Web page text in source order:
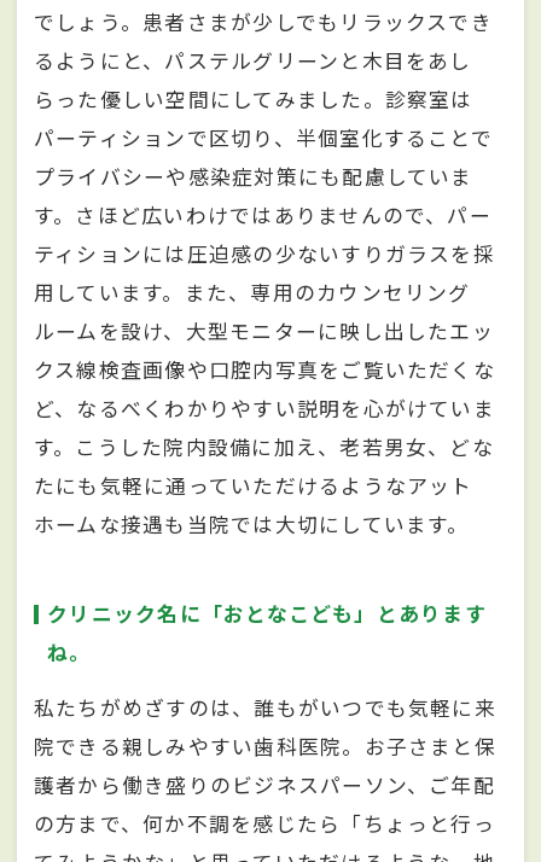
でしょう。患者さまが少しでもリラックスでき
るようにと、パステルグリーンと木目をあし
らった優しい空間にしてみました。診察室は
パーティションで区切り、半個室化することで
プライバシーや感染症対策にも配慮していま
す。さほど広いわけではありませんので、パー
ティションには圧迫感の少ないすりガラスを採
用しています。また、専用のカウンセリング
ルームを設け、大型モニターに映し出したエッ
クス線検査画像や口腔内写真をご覧いただくな
ど、なるべくわかりやすい説明を心がけていま
す。こうした院内設備に加え、老若男女、どな
たにも気軽に通っていただけるようなアット
ホームな接遇も当院では大切にしています。
クリニック名に「おとなこども」とあります
ね。
私たちがめざすのは、誰もがいつでも気軽に来
院できる親しみやすい歯科医院。お子さまと保
護者から働き盛りのビジネスパーソン、ご年配
の方まで、何か不調を感じたら「ちょっと行っ